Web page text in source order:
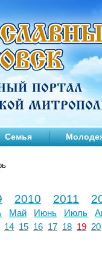
Семья
2010 2011
Май Июнь Июль
14 15 16 17 18 19 20